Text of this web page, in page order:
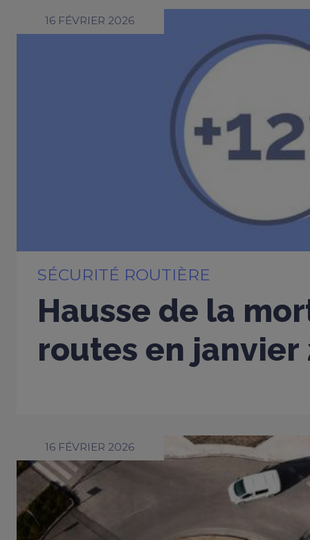
16 FÉVRIER 2026
SÉCURITÉ ROUTIÈRE
Hausse de la
routes en janvier
16 FÉVRIER 2026